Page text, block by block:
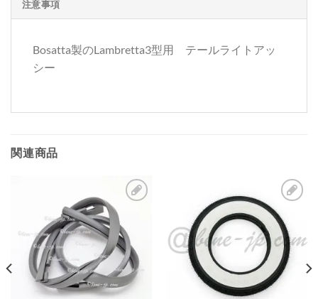
注意事項
Bosatta製のLambretta3型用 テールライトアッ
シー
関連商品
お
気
に
入
り
お
気
入